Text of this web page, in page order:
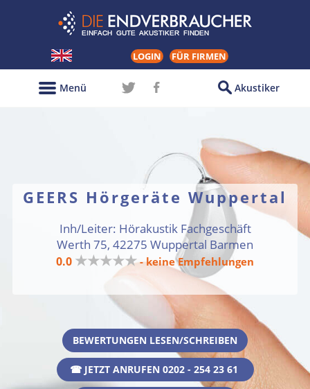
LOGIN FÜR FIRMEN
Akustiker
Menü
GEERS Hörgeräte Wuppertal
Inh/Leiter: Hörakustik Fachgeschäft
Werth 75, 42275 Wuppertal Barmen
0.0 ★★★★★ - keine Empfehlungen
BEWERTUNGEN LESEN/SCHREIBEN
☎ JETZT ANRUFEN 0202 - 254 23 61